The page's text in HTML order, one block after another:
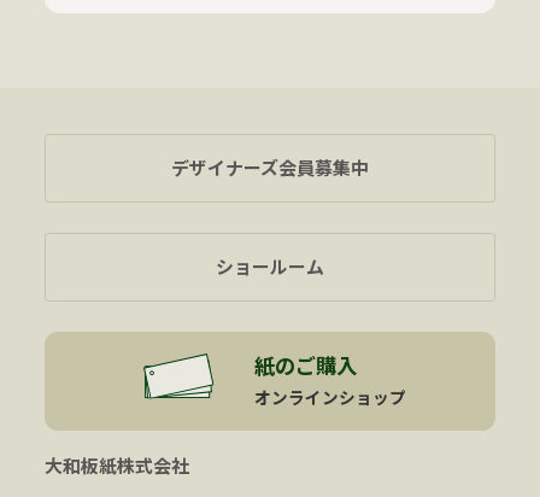
大和板紙株式会社
デザイナーズ会員募集中
ショールーム
紙のご購入
オンラインショップ